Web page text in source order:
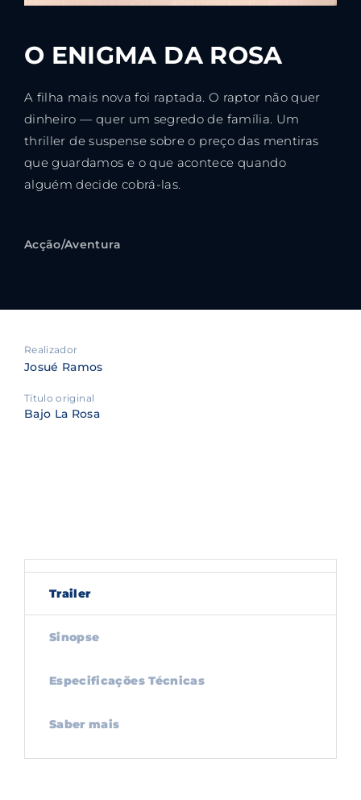
O ENIGMA DA ROSA
A filha mais nova foi raptada. O raptor não quer
dinheiro — quer um segredo de família. Um
thriller de suspense sobre o preço das mentiras
que guardamos e o que acontece quando
alguém decide cobrá-las.
Acção/Aventura
Realizador
Josué Ramos
Título original
Bajo La Rosa
Trailer
Sinopse
Especificações Técnicas
Saber mais